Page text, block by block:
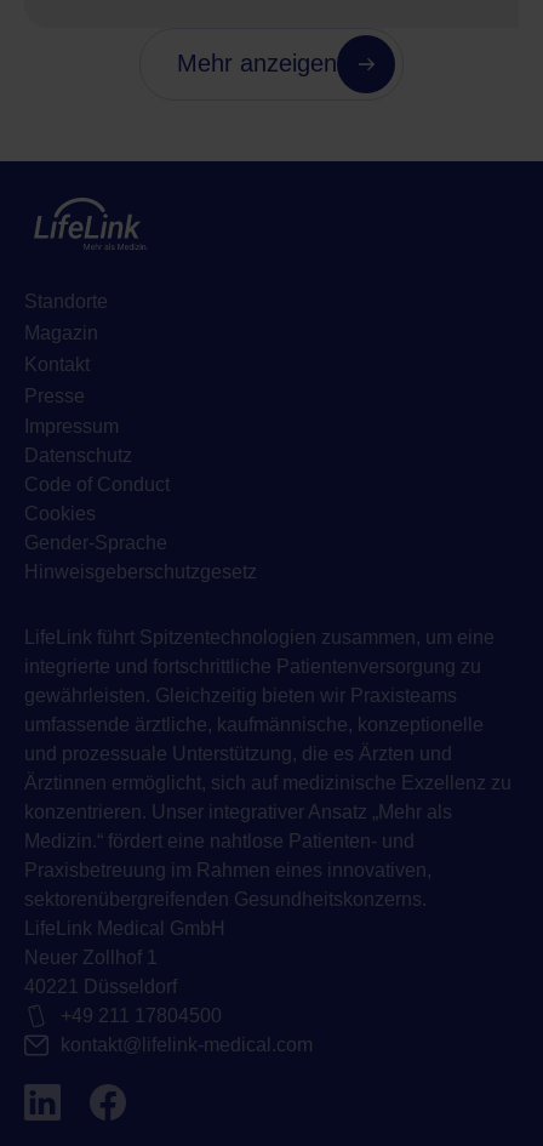
Mehr anzeigen
Standorte
Magazin
Kontakt
Presse
Impressum
Datenschutz
Code of Conduct
Cookies
Gender-Sprache
Hinweisgeberschutzgesetz
LifeLink führt Spitzentechnologien zusammen, um eine
integrierte und fortschrittliche Patientenversorgung zu
gewährleisten. Gleichzeitig bieten wir Praxisteams
umfassende ärztliche, kaufmännische, konzeptionelle
und prozessuale Unterstützung, die es Ärzten und
Ärztinnen ermöglicht, sich auf medizinische Exzellenz zu
konzentrieren. Unser integrativer Ansatz „Mehr als
Medizin.“ fördert eine nahtlose Patienten- und
Praxisbetreuung im Rahmen eines innovativen,
sektorenübergreifenden Gesundheitskonzerns.
LifeLink Medical GmbH
Neuer Zollhof 1
40221 Düsseldorf
+49 211 17804500
kontakt@lifelink-medical.com